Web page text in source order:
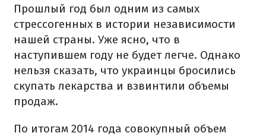
Прошлый год был одним из самых
стрессогенных в истории независимости
нашей страны. Уже ясно, что в
наступившем году не будет легче. Однако
нельзя сказать, что украинцы бросились
скупать лекарства и взвинтили объемы
продаж.
По итогам 2014 года совокупный объем